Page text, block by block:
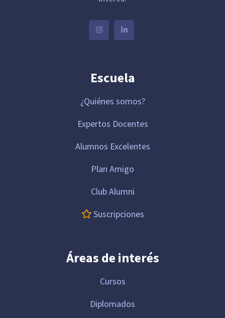
Escuela
¿Quiénes somos?
Expertos Docentes
Alumnos Excelentes
Plan Amigo
Club Alumni
Suscripciones
Áreas de interés
Cursos
Diplomados